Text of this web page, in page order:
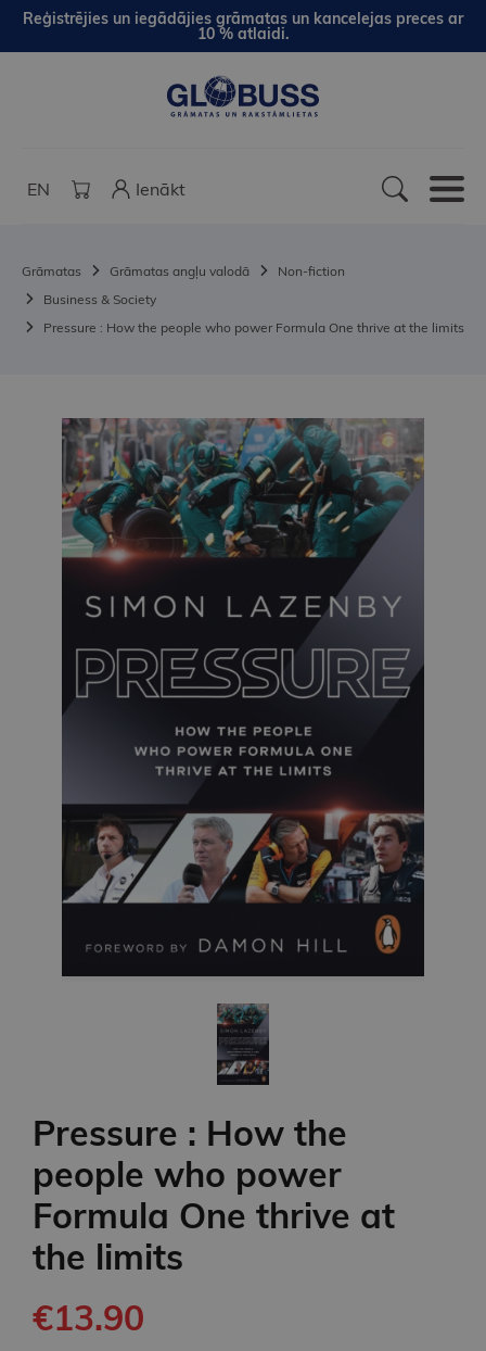
Reģistrējies un iegādājies grāmatas un kancelejas preces ar
10 % atlaidi.
EN Ienākt
Grāmatas Grāmatas angļu valodā
Non-fiction
Business & Society
Pressure : How the people who power Formula One thrive at the limits
Pressure : How the
people who power
Formula One thrive at
the limits
€13.90